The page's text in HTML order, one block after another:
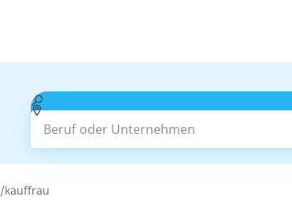
Beruf oder Unternehmen
kauffrau